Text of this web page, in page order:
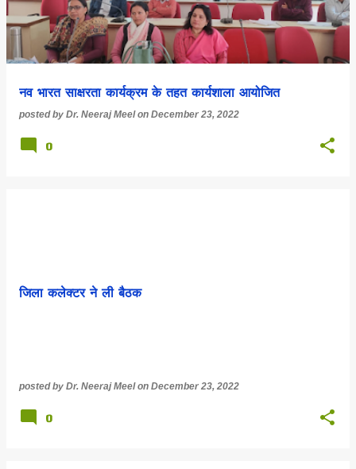
नव भारत साक्षरता कार्यक्रम के तहत कार्यशाला आयोजित
posted by Dr. Neeraj Meel on December 23, 2022
0
जिला कलेक्टर ने ली बैठक
posted by Dr. Neeraj Meel on December 23, 2022
0